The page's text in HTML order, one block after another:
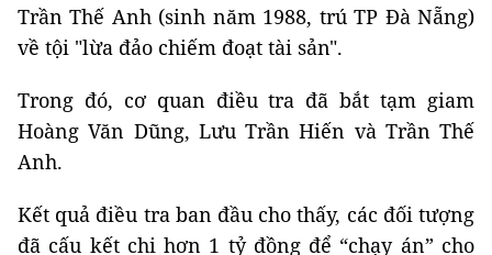
Trần Thế Anh (sinh năm 1988, trú TP Đà Nẵng)
về tội "lừa đảo chiếm đoạt tài sản".
Trong đó, cơ quan điều tra đã bắt tạm giam
Hoàng Văn Dũng, Lưu Trần Hiến và Trần Thế
Anh.
Kết quả điều tra ban đầu cho thấy, các đối tượng
đã cấu kết chi hơn 1 tỷ đồng để “chạy án” cho